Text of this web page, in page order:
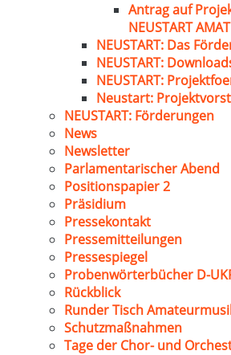
Antrag auf
NEUSTART
NEUSTART: Das
NEUSTART:
NEUSTART:
Neustart:
NEUSTART: Förderungen
News
Newsletter
Parlamentarischer Abend
Positionspapier 2
Präsidium
Pressekontakt
Pressemitteilungen
Pressespiegel
Probenwörterbücher D-
Rückblick
Runder Tisch
Schutzmaßnahmen
Tage der Chor- und